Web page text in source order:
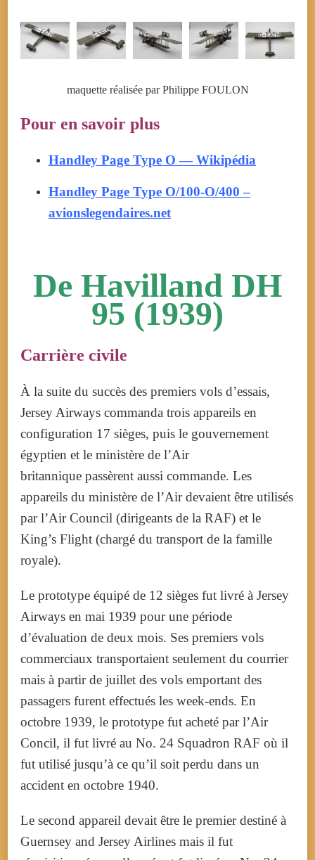
maquette réalisée par Philippe FOULON
Pour en savoir plus
Handley Page Type O — Wikipédia
Handley Page Type O/100-O/400 –
avionslegendaires.net
De Havilland DH
95 (1939)
Carrière civile
À la suite du succès des premiers vols d’essais,
Jersey Airways commanda trois appareils en
configuration 17 sièges, puis le gouvernement
égyptien et le ministère de l’Air
britannique passèrent aussi commande. Les
appareils du ministère de l’Air devaient être utilisés
par l’Air Council (dirigeants de la RAF) et le
King’s Flight (chargé du transport de la famille
royale).
Le prototype équipé de 12 sièges fut livré à Jersey
Airways en mai 1939 pour une période
d’évaluation de deux mois. Ses premiers vols
commerciaux transportaient seulement du courrier
mais à partir de juillet des vols emportant des
passagers furent effectués les week-ends. En
octobre 1939, le prototype fut acheté par l’Air
Concil, il fut livré au No. 24 Squadron RAF où il
fut utilisé jusqu’à ce qu’il soit perdu dans un
accident en octobre 1940.
Le second appareil devait être le premier destiné à
Guernsey and Jersey Airlines mais il fut